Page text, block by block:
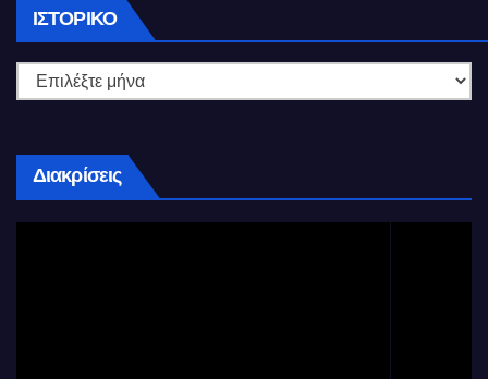
ΙΣΤΟΡΙΚΌ Ιστορικό
Διακρίσεις